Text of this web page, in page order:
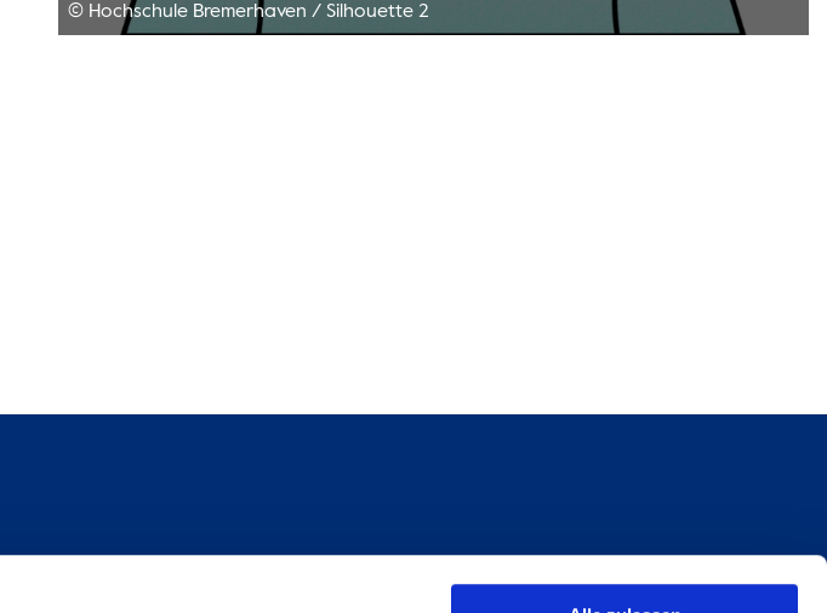
© Hochschule Bremerhaven /Silhouette 2